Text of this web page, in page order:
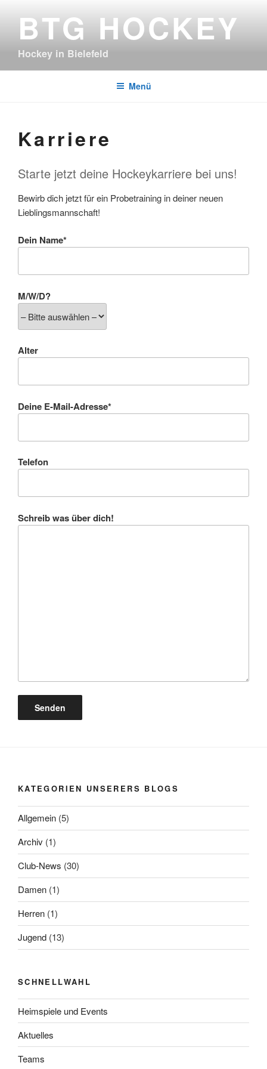
springenBTG HOCKEY
Hockey in Bielefeld
Menü
Karriere
Starte jetzt deine Hockeykarriere bei uns!
Bewirb dich jetzt für ein Probetraining in deiner neuen
Lieblingsmannschaft!
Dein Name*
M/W/D?
Alter
Deine E-Mail-Adresse*
Telefon
Schreib was über dich!
KATEGORIEN UNSERERS BLOGS
Allgemein (5)
Archiv (1)
Club-News (30)
Damen (1)
Herren (1)
Jugend (13)
SCHNELLWAHL
Heimspiele und Events
Aktuelles
Teams